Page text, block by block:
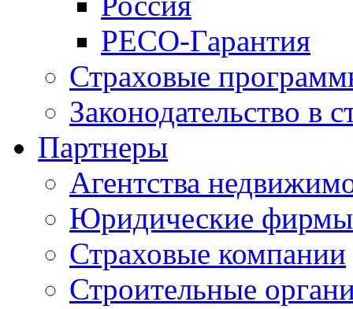
РЕСО-Гарантия
Страховые
Законодательство в
Партнеры
Агентства
Юридические фирмы
Страховые компании
Строительные